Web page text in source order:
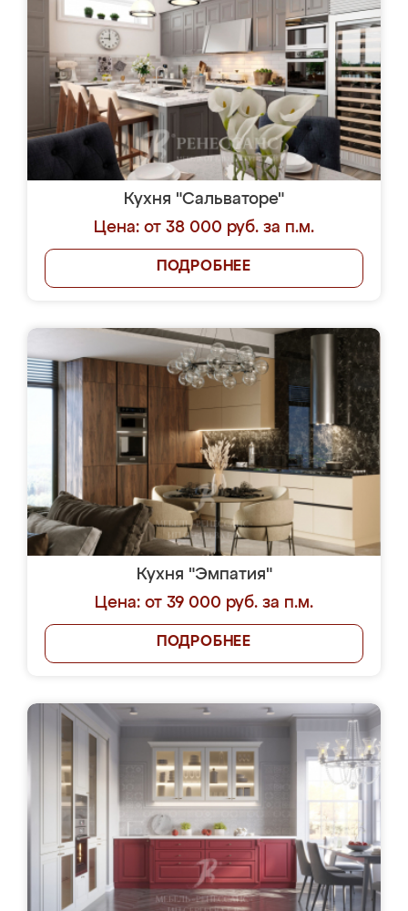
Кухня "Сальваторе"
Цена: от 38 000 руб. за п.м.
ПОДРОБНЕЕ
Кухня "Эмпатия"
Цена: от 39 000 руб. за п.м.
ПОДРОБНЕЕ